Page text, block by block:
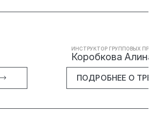
ИНСТРУКТОР ГРУППОВЫХ
Коробкова Алина
ПОДРОБНЕЕ О